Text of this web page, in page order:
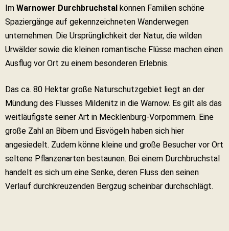
Im Warnower Durchbruchstal können Familien schöne
Spaziergänge auf gekennzeichneten Wanderwegen
unternehmen. Die Ursprünglichkeit der Natur, die wilden
Urwälder sowie die kleinen romantische Flüsse machen einen
Ausflug vor Ort zu einem besonderen Erlebnis.
Das ca. 80 Hektar große Naturschutzgebiet liegt an der
Mündung des Flusses Mildenitz in die Warnow. Es gilt als das
weitläufigste seiner Art in Mecklenburg-Vorpommern. Eine
große Zahl an Bibern und Eisvögeln haben sich hier
angesiedelt. Zudem könne kleine und große Besucher vor Ort
seltene Pflanzenarten bestaunen. Bei einem Durchbruchstal
handelt es sich um eine Senke, deren Fluss den seinen
Verlauf durchkreuzenden Bergzug scheinbar durchschlägt.